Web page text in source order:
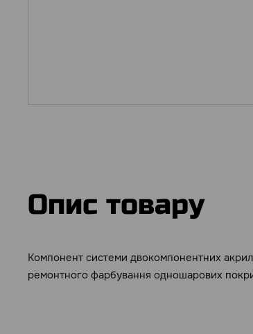
Опис товару
Компонент системи двокомпонентних
ремонтного фарбування одношарових